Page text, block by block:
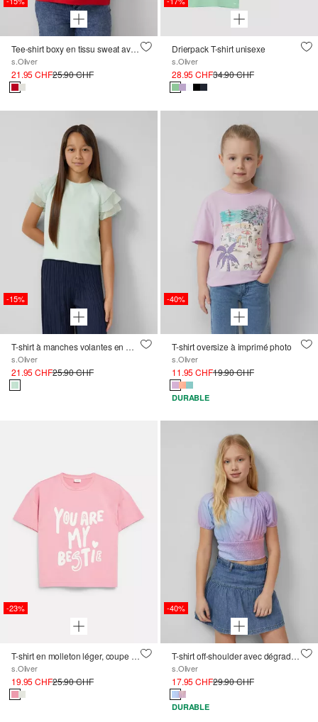
Tee-shirt boxy en tissu sweat avec impression
s.Oliver
21.95 CHF25.90 CHF
Drierpack T-shirt unisexe
s.Oliver
28.95 CHF34.90 CHF
-15%
T-shirt à manches volantes en mousseline de soie
s.Oliver
21.95 CHF25.90 CHF
-40%
T-shirt oversize à imprimé photo
s.Oliver
11.95 CHF19.90 CHF
DURABLE
-23%
T-shirt en molleton léger, coupe carrée, avec imprimé
s.Oliver
19.95 CHF25.90 CHF
-40%
T-shirt off-shoulder avec dégradé de couleurs
s.Oliver
17.95 CHF29.90 CHF
DURABLE